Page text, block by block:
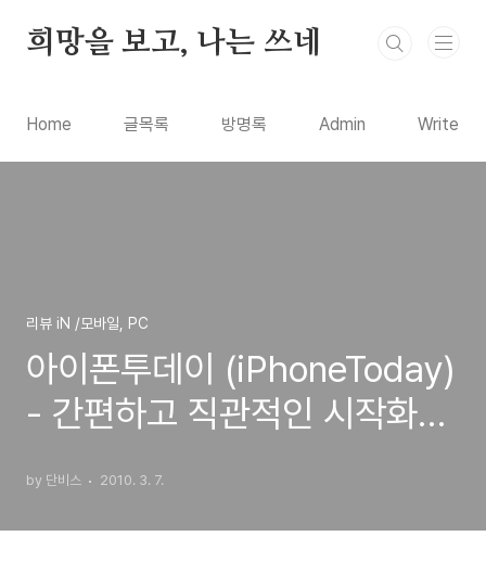
희망을 보고, 나는 쓰네
Home 글목록 방명록 Admin Write
리뷰 iN /모바일, PC
아이폰투데이 (iPhoneToday)
- 간편하고 직관적인 시작화면
by 단비스 2010. 3. 7.